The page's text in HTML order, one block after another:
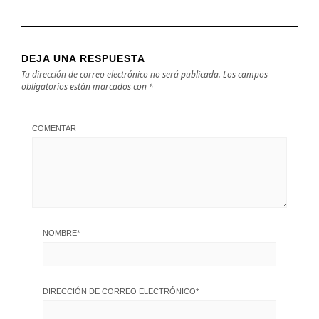
DEJA UNA RESPUESTA
Tu dirección de correo electrónico no será publicada. Los campos
obligatorios están marcados con *
COMENTAR
NOMBRE*
DIRECCIÓN DE CORREO ELECTRÓNICO*